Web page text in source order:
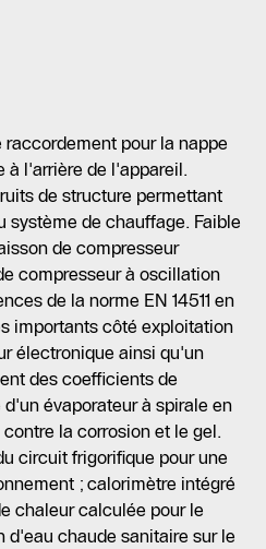
pour la nappe
à l'arrière de l'appareil.
de structure permettant
système de chauffage. Faible
de compresseur
compresseur à oscillation
de la norme EN 14511 en
importants côté exploitation
électronique ainsi qu'un
des coefficients de
évaporateur à spirale en
la corrosion et le gel.
circuit frigorifique pour une
; calorimètre intégré
chaleur calculée pour le
chaude sanitaire sur le